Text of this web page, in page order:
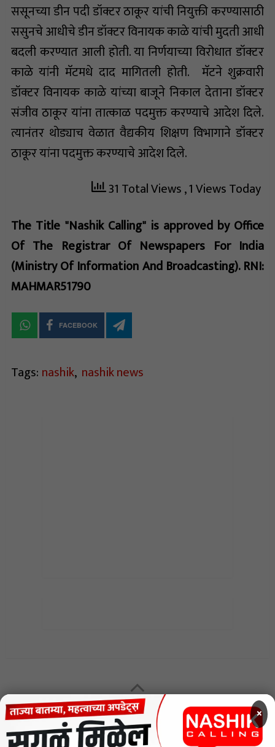
ससूनच्या डीन पदी डॉक्टर ठाकूर यांची नियुक्ती करण्यासाठी
ससुनचे आधीचे डीन डॉक्टर विनायक काळे यांची मुदती आधी
बदली करण्यात आली होती. या निर्णयाच्या विरोधात डॉक्टर
काळे यांनी मॅटमधे दाद मागितली होती. मॅटने शुक्रवारी
डॉक्टर विनायक काळे यांच्या बाजूने निकाल देताना डॉक्टर
संजीव ठाकूर यांना तात्काळ पदमुक्त करण्याचे आदेश दिले.
त्यानंतर थोड्याच वेळात वैद्यकीय शिक्षण विभागाने डॉक्टर
ठाकूर यांना पदमुक्त करण्याचे आदेश दिले.
31 Total Views, 1 Views Today
The Title "Nashik Calling" is approved by Office
Of The Registrar Of Newspapers For India
(Ministry Of Information And Broadcasting). RNI:
MAHMAR51790
FACEBOOK
Tags: nashik, nashik news
MENU ×